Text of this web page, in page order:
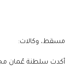
مسقط، وكالات:
أكدت سلطنة عُمان